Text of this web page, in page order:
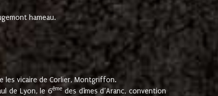
hameau.
les vicaire de Corlier, Montgriffon.
de Lyon, le 6ème des dîmes d’Aranc, convention